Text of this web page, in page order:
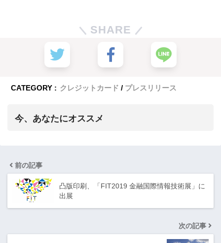
SHARE
CATEGORY : クレジットカード プレスリリース
今、あなたにオススメ
前の記事
凸版印刷、「FIT2019 金融国際情報技術展」に
出展
次の記事